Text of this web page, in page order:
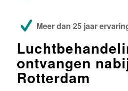
Meer dan 25 jaar
ontvangen
Rotterdam